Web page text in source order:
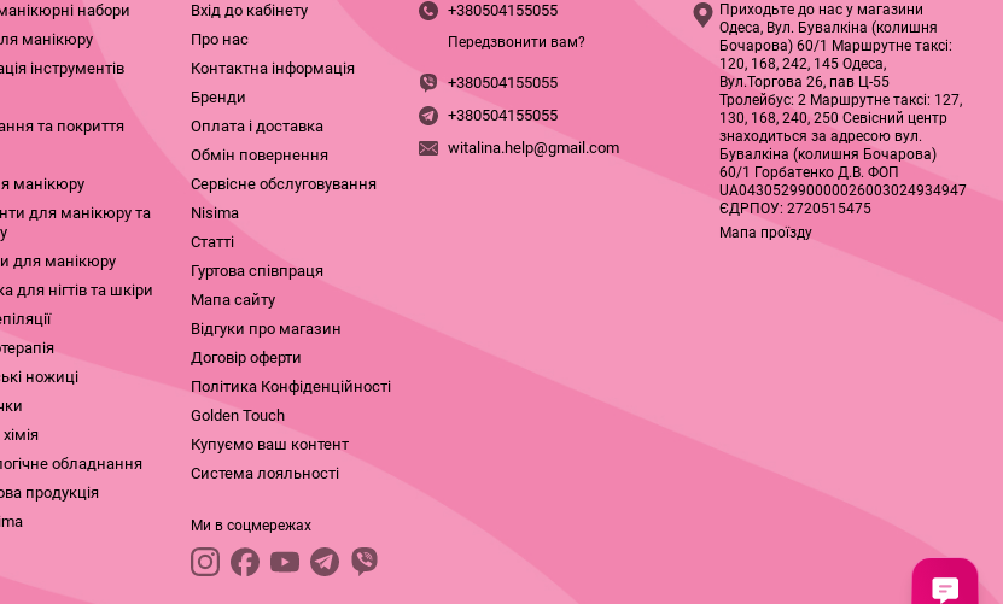
набори
манікюру
інструментів
та покриття
манікюру
для манікюру та
для манікюру
для нігтів та шкіри
ножиці
обладнання
продукція
Вхід до кабінету
Про нас
Контактна інформація
Бренди
Оплата і доставка
Обмін повернення
Сервісне обслуговування
Nisima
Статті
Гуртова співпраця
Мапа сайту
Відгуки про магазин
Договір оферти
Політика Конфіденційності
Golden Touch
Купуємо ваш контент
Система лояльності
Ми в соцмережах
+380504155055
Передзвонити вам?
+380504155055
+380504155055
witalina.help@gmail.com
Приходьте до нас у магазини
Одеса, Вул. Бувалкіна (колишня
Бочарова) 60/1 Маршрутне таксі:
120, 168, 242, 145 Одеса,
Вул.Торгова 26, пав Ц-55
Тролейбус: 2 Маршрутне таксі: 127,
130, 168, 240, 250 Севісний центр
знаходиться за адресою вул.
Бувалкіна (колишня Бочарова)
60/1 Горбатенко Д.В. ФОП
UA043052990000026003024934947
ЄДРПОУ: 2720515475
Мапа проїзду